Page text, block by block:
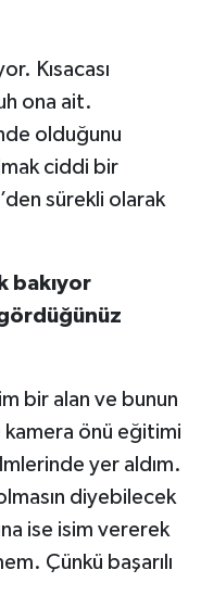
Kısacası
ona ait.
olduğunu
ciddi bir
sürekli olarak
bakıyor
bir alan ve bunun
önü eğitimi
yer aldım.
diyebilecek
ise isim vererek
Çünkü başarılı